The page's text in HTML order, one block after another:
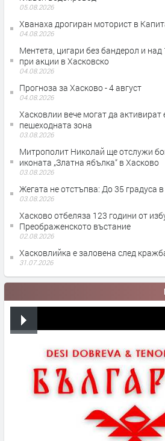
05.08.2026
Хванаха дрогиран моторист в
04.08.2026
Ментета, цигари без бандерол и
при акции в Хасковско
04.08.2026
Прогноза за Хасково - 4 август
04.08.2026
Хасковлии вече могат да активират
пешеходната зона
03.08.2026
Митрополит Николай ще отслужи
иконата „Златна ябълка“ в Хасково
03.08.2026
Жегата не отстъпва: До 35 градуса
03.08.2026
Хасково отбеляза 123 години от
Преображенското въстание
02.08.2026
Хасковлийка е заловена след
31.07.2026